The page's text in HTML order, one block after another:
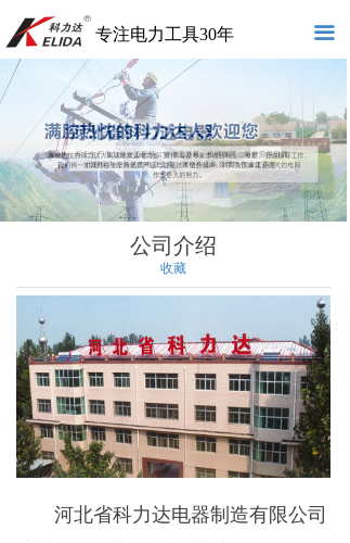
专注电力工具30年 끀
公司介绍
河北省科力达电器制造有限公司
收藏